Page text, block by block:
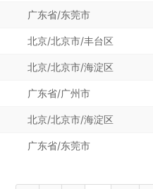
广东省/东莞市
北京/北京市/丰台区
北京/北京市/海淀区
广东省/广州市
北京/北京市/海淀区
广东省/东莞市